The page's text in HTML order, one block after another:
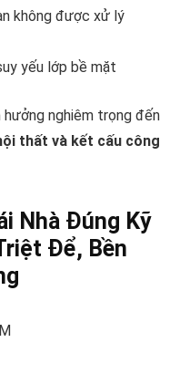
không được xử lý
yếu lớp bề mặt
nghiêm trọng đến
thất và kết cấu công
Nhà Đúng Kỹ
Để, Bền